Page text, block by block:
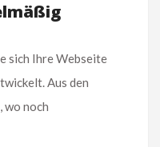
sich Ihre Webseite
Aus den
wo noch